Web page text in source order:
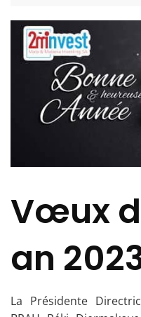
Vœux
an
La Présidente